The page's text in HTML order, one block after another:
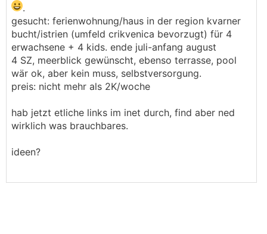
.
gesucht: ferienwohnung/haus in der region kvarner
bucht/istrien (umfeld crikvenica bevorzugt) für 4
erwachsene + 4 kids. ende juli-anfang august
4 SZ, meerblick gewünscht, ebenso terrasse, pool
wär ok, aber kein muss, selbstversorgung.
preis: nicht mehr als 2K/woche
hab jetzt etliche links im inet durch, find aber ned
wirklich was brauchbares.
ideen?